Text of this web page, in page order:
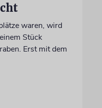
waren, wird
Stück
Erst mit dem